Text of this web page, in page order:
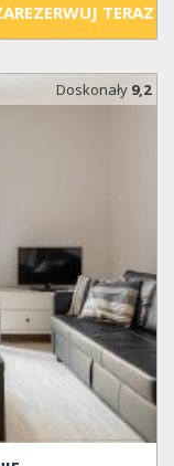
TERAZ
Doskonały 9,2